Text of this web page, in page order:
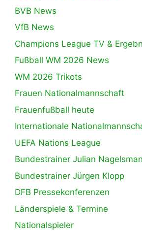
BVB News
VfB News
Champions League TV &
Fußball WM 2026 News
WM 2026 Trikots
Frauen Nationalmannschaft
Frauenfußball heute
Internationale
UEFA Nations League
Bundestrainer Julian
Bundestrainer Jürgen Klopp
DFB Pressekonferenzen
Länderspiele & Termine
Nationalspieler